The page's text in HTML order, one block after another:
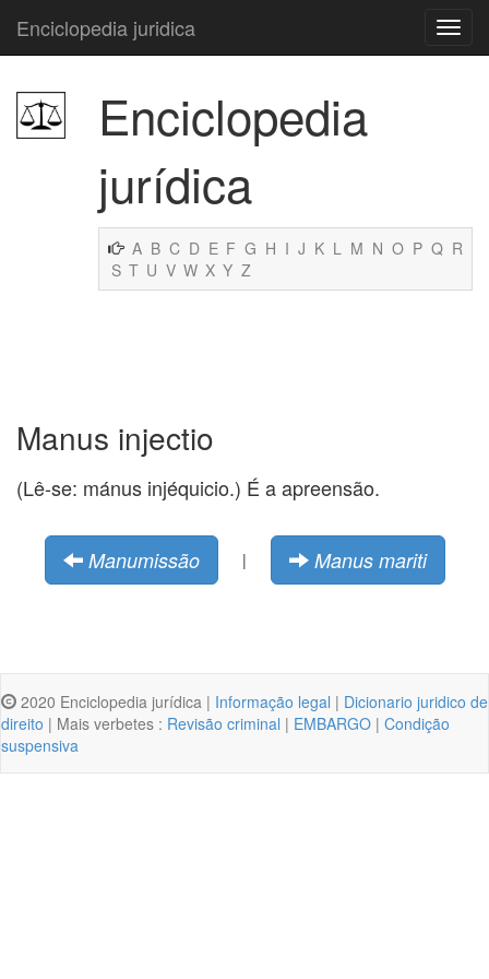
Enciclopedia juridica
Enciclopedia
jurídica
A B C D E F G H I J K L M N O P Q R
S T U V W X Y Z
Manus injectio
(Lê-se: mánus injéquicio.) É a apreensão.
Manumissão | Manus mariti
2020 Enciclopedia jurídica | Informação legal | Dicionario juridico de
direito | Mais verbetes : Revisão criminal | EMBARGO | Condição
suspensiva